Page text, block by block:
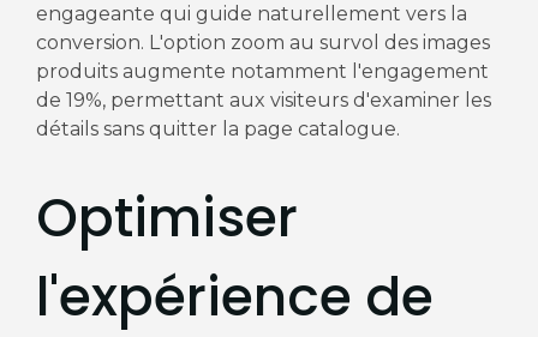
engageante qui guide naturellement vers la
conversion. L'option zoom au survol des images
produits augmente notamment l'engagement
de 19%, permettant aux visiteurs d'examiner les
détails sans quitter la page catalogue.
Optimiser
l'expérience de